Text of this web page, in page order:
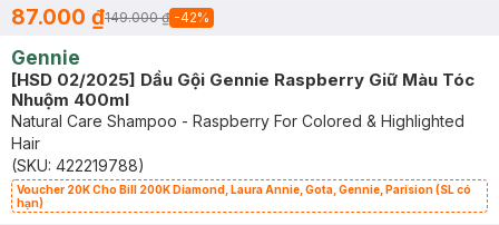
87.000 ₫149.000 ₫ -42%
Gennie
[HSD 02/2025] Dầu Gội Gennie Raspberry Giữ Màu Tóc
Nhuộm 400ml
Natural Care Shampoo - Raspberry For Colored & Highlighted
Hair
(SKU: 422219788)
Voucher 20K Cho Bill 200K Diamond, Laura Annie, Gota, Gennie, Parision (SL có
hạn)